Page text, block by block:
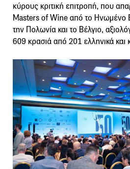
κύρους κριτική επιτροπή, που
Masters of Wine από το Ηνωμένο
την Πολωνία και το Βέλγιο,
609 κρασιά από 201 ελληνικά και